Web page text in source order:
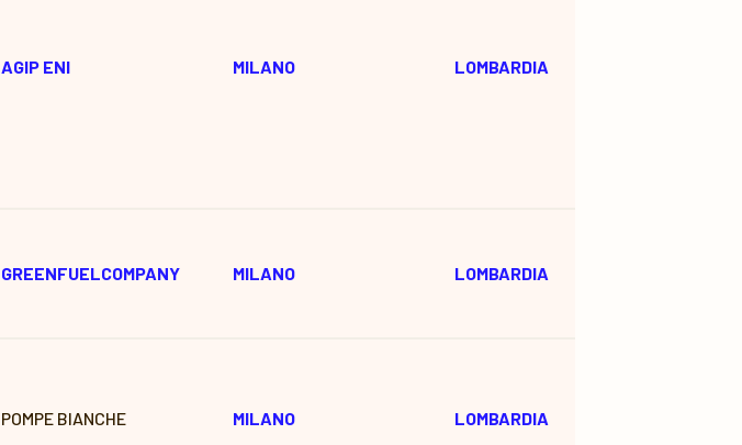
AGIP ENI MILANO LOMBARDIA
GREENFUELCOMPANY MILANO LOMBARDIA
POMPE BIANCHE MILANO LOMBARDIA